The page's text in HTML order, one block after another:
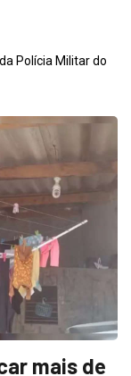
Polícia Militar do
mais de